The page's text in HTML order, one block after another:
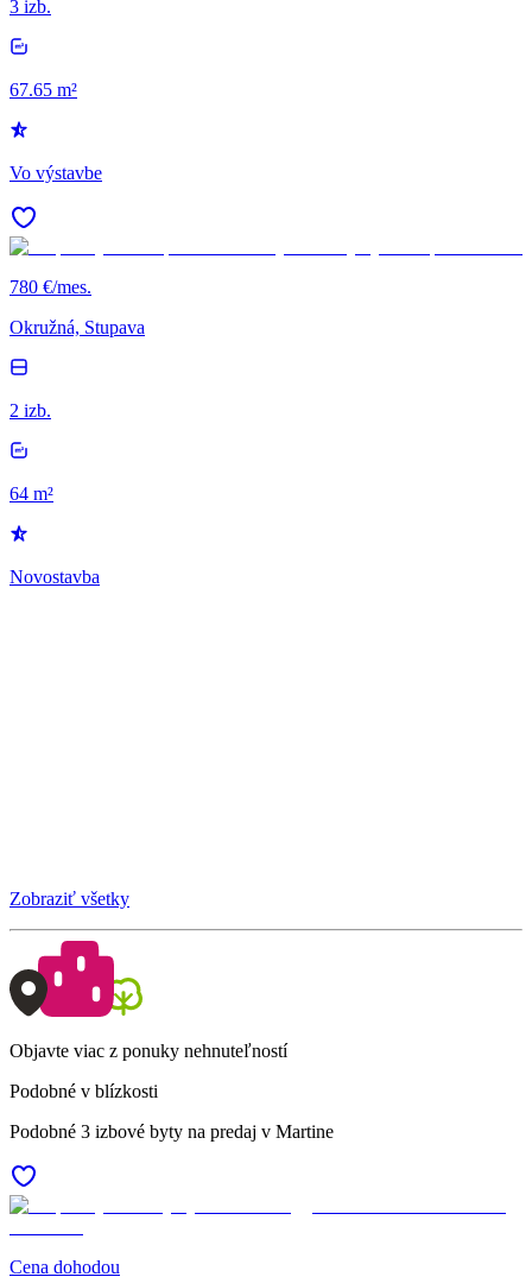
3 izb.
67.65 m²
Vo výstavbe
780 €/mes.
Okružná, Stupava
2 izb.
64 m²
Novostavba
Zobraziť všetky
Objavte viac z ponuky nehnuteľností
Podobné v blízkosti
Podobné 3 izbové byty na predaj v Martine
Cena dohodou